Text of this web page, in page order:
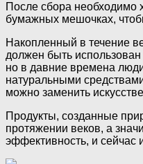
После сбора необходимо
бумажных мешочках,
Накопленный в течение
должен быть
но в давние времена
натуральными
можно заменить
Продукты, созданные
протяжении веков, а
эффективность, и сейчас